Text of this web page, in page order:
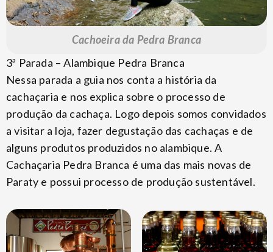
Cachoeira da Pedra Branca
3ª Parada – Alambique Pedra Branca
Nessa parada a guia nos conta a história da
cachaçaria e nos explica sobre o processo de
produção da cachaça. Logo depois somos convidados
a visitar a loja, fazer degustação das cachaças e de
alguns produtos produzidos no alambique. A
Cachaçaria Pedra Branca é uma das mais novas de
Paraty e possui processo de produção sustentável.